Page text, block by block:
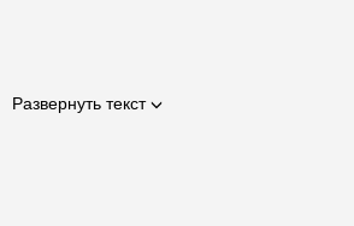
Развернуть текст